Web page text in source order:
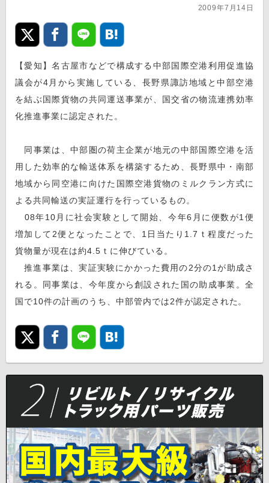
2009年7月14日
【愛知】名古屋市などで構成する中部国際空港利用促進協
議会が4月から実施している、長野県諏訪地域と中部空港
を結ぶ国際貨物の共同運送事業が、国交省の物流連携効率
化推進事業に認定された。
同事業は、中部圏の荷主企業が地元の中部国際空港を活
用した効率的な輸送体系を構築するため、長野県中・南部
地域から同空港に向けた国際空港貨物のミルクラン方式に
よる共同輸送の実証運行を行っているもの。
08年10月に社会実験として開始、今年6月に便数が1便
増加して2便となったことで、1日当たり1.7ｔ程度だった
貨物量が現在は約4.5ｔに伸びている。
推進事業は、実証実験にかかった費用の2分の1が助成さ
れる。同事業は、今年度から創設された国の助成事業。全
国で10件の計画のうち、中部管内では2件が認定された。